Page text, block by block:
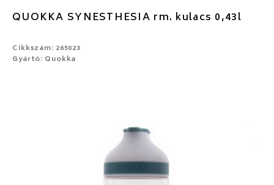
QUOKKA SYNESTHESIA rm. kulacs 0,43l
Cikkszám: 265023
Gyártó: Quokka